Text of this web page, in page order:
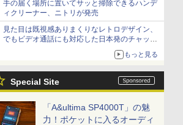
手の届く場所に置いてサッと掃除できるハンデ
ィクリーナー、ニトリが発売
見た目は既視感ありまくりなレトロデザイン、
でもビデオ通話にも対応した日本発のチャット
もっと見る
Special Site
「A&ultima SP4000T」の魅
力！ポケットに入るオーディ